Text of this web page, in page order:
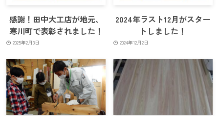
感謝！田中大工店が地元、
寒川町で表彰されました！
2025年2月3日
2024年ラスト12月がスター
トしました！
2024年12月2日